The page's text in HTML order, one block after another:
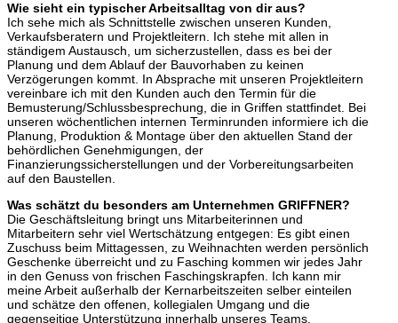
Wie sieht ein typischer Arbeitsalltag von dir aus?
Ich sehe mich als Schnittstelle zwischen unseren Kunden,
Verkaufsberatern und Projektleitern. Ich stehe mit allen in
ständigem Austausch, um sicherzustellen, dass es bei der
Planung und dem Ablauf der Bauvorhaben zu keinen
Verzögerungen kommt. In Absprache mit unseren Projektleitern
vereinbare ich mit den Kunden auch den Termin für die
Bemusterung/Schlussbesprechung, die in Griffen stattfindet. Bei
unseren wöchentlichen internen Terminrunden informiere ich die
Planung, Produktion & Montage über den aktuellen Stand der
behördlichen Genehmigungen, der
Finanzierungssicherstellungen und der Vorbereitungsarbeiten
auf den Baustellen.
Was schätzt du besonders am Unternehmen GRIFFNER?
Die Geschäftsleitung bringt uns Mitarbeiterinnen und
Mitarbeitern sehr viel Wertschätzung entgegen: Es gibt einen
Zuschuss beim Mittagessen, zu Weihnachten werden persönlich
Geschenke überreicht und zu Fasching kommen wir jedes Jahr
in den Genuss von frischen Faschingskrapfen. Ich kann mir
meine Arbeit außerhalb der Kernarbeitszeiten selber einteilen
und schätze den offenen, kollegialen Umgang und die
gegenseitige Unterstützung innerhalb unseres Teams.